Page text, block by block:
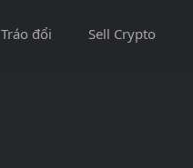
Tráo đổi Sell Crypto